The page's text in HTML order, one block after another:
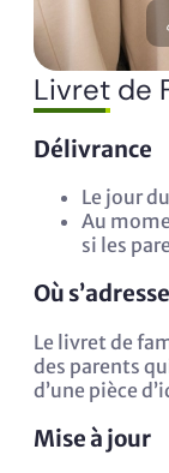
Livret de
Délivrance
Le jour
Au
si les
Où
Le livret de
des parents
d’une pièce
Mise à jour